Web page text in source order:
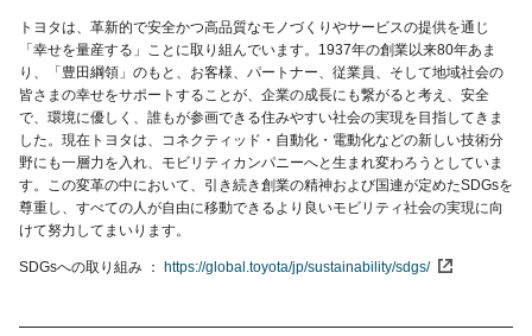
トヨタは、革新的で安全かつ高品質なモノづくりやサービスの提供を通じ
「幸せを量産する」ことに取り組んでいます。1937年の創業以来80年あま
り、「豊田綱領」のもと、お客様、パートナー、従業員、そして地域社会の
皆さまの幸せをサポートすることが、企業の成長にも繋がると考え、安全
で、環境に優しく、誰もが参画できる住みやすい社会の実現を目指してきま
した。現在トヨタは、コネクティッド・自動化・電動化などの新しい技術分
野にも一層力を入れ、モビリティカンパニーへと生まれ変わろうとしていま
す。この変革の中において、引き続き創業の精神および国連が定めたSDGsを
尊重し、すべての人が自由に移動できるより良いモビリティ社会の実現に向
けて努力してまいります。
SDGsへの取り組み https://global.toyota/jp/sustainability/sdgs/